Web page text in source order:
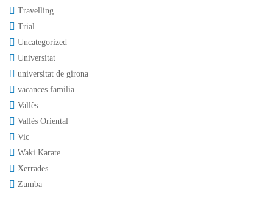
Travelling
Trial
Uncategorized
Universitat
universitat de girona
vacances familia
Vallès
Vallès Oriental
Vic
Waki Karate
Xerrades
Zumba